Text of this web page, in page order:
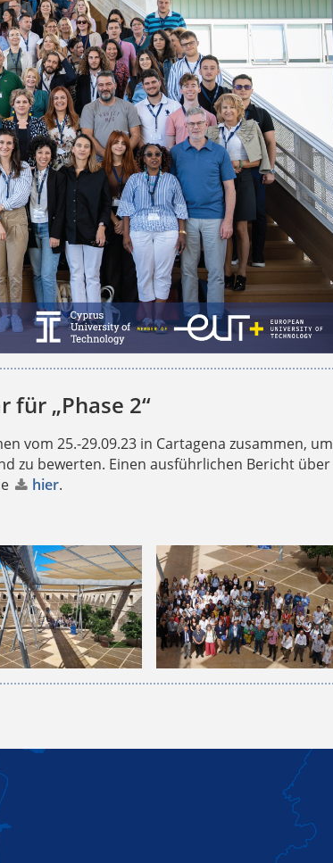
für „Phase 2“
vom 25.-29.09.23 in Cartagena zusammen, um
zu bewerten. Einen ausführlichen Bericht über
hier.